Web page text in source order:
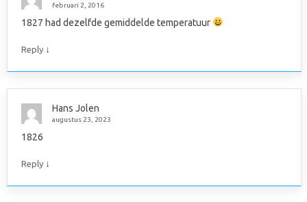
februari 2, 2016
1827 had dezelfde gemiddelde temperatuur
Reply ↓
Hans Jolen
augustus 23, 2023
1826
Reply ↓